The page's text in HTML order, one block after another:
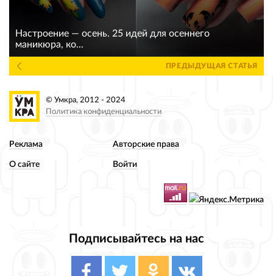
Настроение — осень. 25 идей для осеннего
маникюра, ко...
ПРЕДЫДУЩАЯ СТАТЬЯ
Реклама Авторские права
О сайте Войти
Подписывайтесь на нас
© Умкра, 2012 - 2024
Политика конфиденциальности